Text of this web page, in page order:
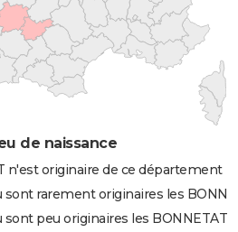
de naissance
n'est originaire de ce département
rarement originaires les
peu originaires les BONNETAT